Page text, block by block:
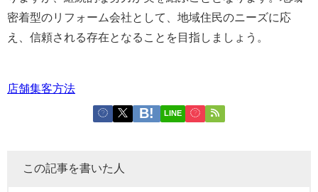
密着型のリフォーム会社として、地域住民のニーズに応
え、信頼される存在となることを目指しましょう。
店舗集客方法
LINE
この記事を書いた人